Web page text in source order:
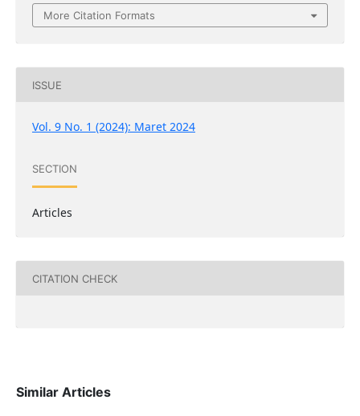
More Citation Formats
ISSUE
Vol. 9 No. 1 (2024): Maret 2024
SECTION
Articles
CITATION CHECK
Similar Articles